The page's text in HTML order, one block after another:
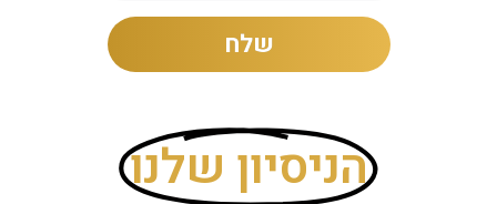
הניסיון שלנו